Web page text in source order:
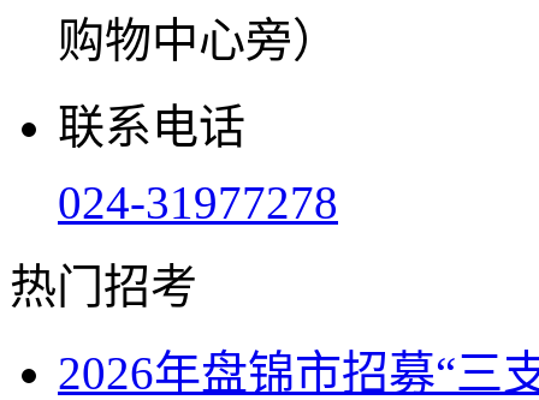
购物中心旁）
联系电话
024-31977278
热门招考
2026年盘锦市招募“三